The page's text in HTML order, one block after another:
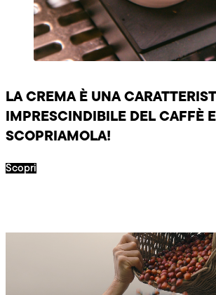
LA CREMA È UNA
IMPRESCINDIBILE DEL CAFFÈ
SCOPRIAMOLA!
Scopri